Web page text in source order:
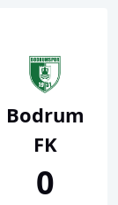
Bodrum
FK
0